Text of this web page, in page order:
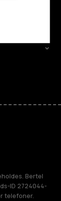
Bertel
ID 2724044-
telefoner.